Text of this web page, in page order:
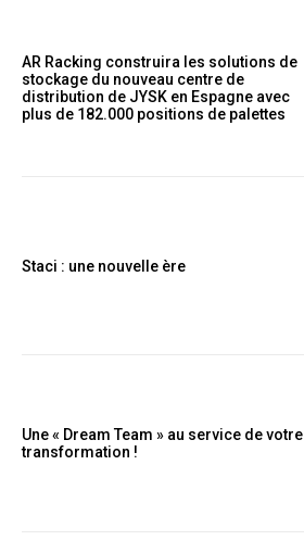
AR Racking construira les solutions de
stockage du nouveau centre de
distribution de JYSK en Espagne avec
plus de 182.000 positions de palettes
Staci : une nouvelle ère
Une « Dream Team » au service de votre
transformation !